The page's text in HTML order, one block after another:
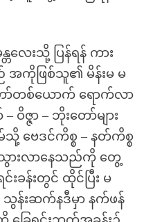
တလေးသို့ ပြန်ရန် ကား
အကိုဖြစ်သူ၏ မိန်းမ မ
တစ်ယောက် ရောက်လာ
ဇာ – ဘိုးတော်များ
ဗေဒင်ကိစ္စ – နတ်ကိစ္စ
သွားလာနေသည်ကို တွေ့
းခန်းတွင် ထိုင်ပြီး မ
သွန်းဆက်နဒီမှာ နက်ဖန်